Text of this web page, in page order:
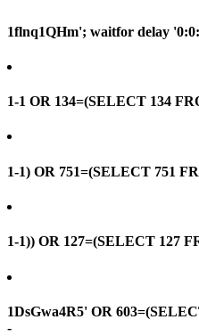
1flnq1QHm'; waitfor delay
1-1 OR 134=(SELECT 134
1-1) OR 751=(SELECT 751
1-1)) OR 127=(SELECT 127
1DsGwa4R5' OR
-